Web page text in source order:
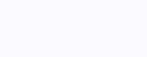
DoctorOnCall.com.my, our Malaysian